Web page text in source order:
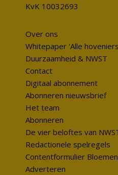
KvK 10032693
Over ons
Whitepaper 'Alle
Duurzaamheid & NWST
Contact
Digitaal abonnement
Abonneren nieuwsbrief
Het team
Abonneren
De vier beloftes van
Redactionele spelregels
Contentformulier
Adverteren